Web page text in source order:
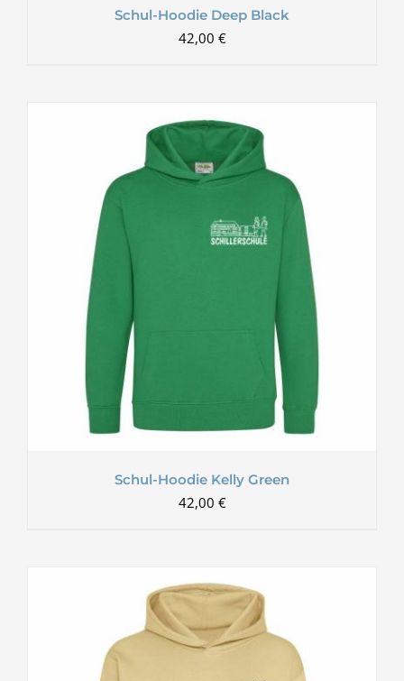
Schul-Hoodie Deep Black
42,00 €
Schul-Hoodie Kelly Green
42,00 €